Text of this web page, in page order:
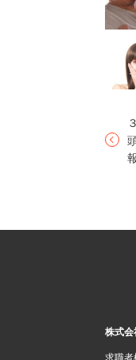
ま
う
「
株式
求職者